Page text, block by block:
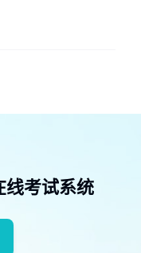
考试系统